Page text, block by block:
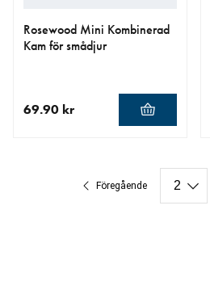
Rosewood Mini Kombinerad
Kam för smådjur
69.90 kr
Föregående